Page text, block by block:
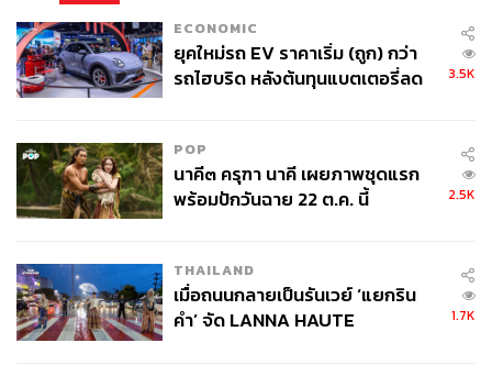
ECONOMIC
ยุคใหม่รถ EV ราคาเริ่ม (ถูก) กว่า
รถไฮบริด หลังต้นทุนแบตเตอรี่ลด
3.5K
POP
นาคี๓ ครุฑา นาคี เผยภาพชุดแรก
พร้อมปักวันฉาย 22 ต.ค. นี้
2.5K
THAILAND
เมื่อถนนกลายเป็นรันเวย์ ‘แยกริน
คำ’ จัด LANNA HAUTE
1.7K